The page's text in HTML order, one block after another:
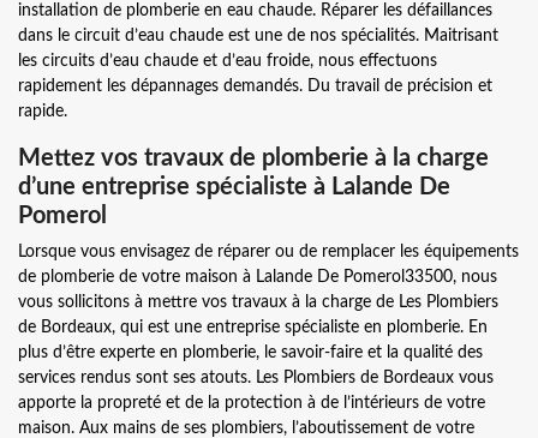
installation de plomberie en eau chaude. Réparer les défaillances
dans le circuit d’eau chaude est une de nos spécialités. Maitrisant
les circuits d’eau chaude et d’eau froide, nous effectuons
rapidement les dépannages demandés. Du travail de précision et
rapide.
Mettez vos travaux de plomberie à la charge
d’une entreprise spécialiste à Lalande De
Pomerol
Lorsque vous envisagez de réparer ou de remplacer les équipements
de plomberie de votre maison à Lalande De Pomerol33500, nous
vous sollicitons à mettre vos travaux à la charge de Les Plombiers
de Bordeaux, qui est une entreprise spécialiste en plomberie. En
plus d’être experte en plomberie, le savoir-faire et la qualité des
services rendus sont ses atouts. Les Plombiers de Bordeaux vous
apporte la propreté et de la protection à de l’intérieurs de votre
maison. Aux mains de ses plombiers, l’aboutissement de votre